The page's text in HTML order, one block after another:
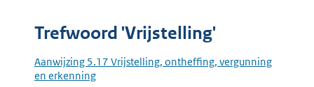
Trefwoord 'Vrijstelling'
Aanwijzing 5.17 Vrijstelling, ontheffing, vergunning
en erkenning